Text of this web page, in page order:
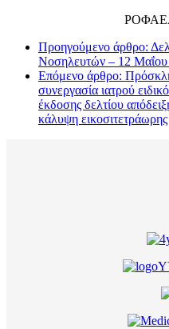
Προηγούμενο άρθρο:
Νοσηλευτών – 12
Επόμενο άρθρο:
συνεργασία ιατρού
έκδοσης δελτίου
κάλυψη